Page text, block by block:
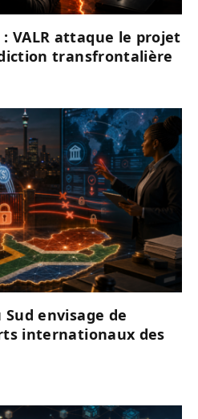
VALR attaque le projet
transfrontalière
Sud envisage de
internationaux des